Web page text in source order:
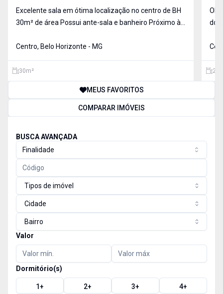
Excelente sala em ótima localização no centro de BH
30m² de área Possui ante-sala e banheiro Próximo à
elevadores, porteiro físico 24 horas, sistema de
Centro, Belo Horizonte - MG
30m²
do Centro
mais duas
27
MEUS FAVORITOS
COMPARAR IMÓVEIS
BUSCA AVANÇADA
Finalidade
Tipos de imóvel
Cidade
Bairro
Valor
Dormitório(s)
1+ 2+ 3+ 4+